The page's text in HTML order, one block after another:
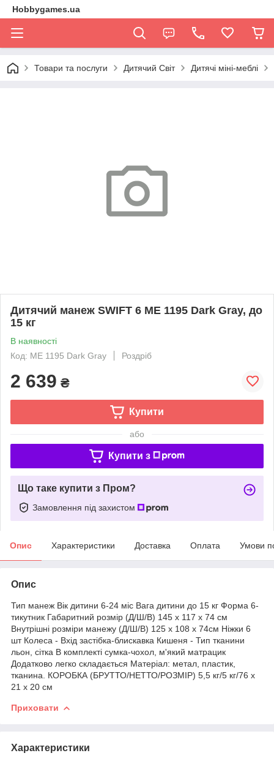
Hobbygames.ua
Товари та послуги Дитячий Світ Дитячі міні-меблі
Дитячий манеж SWIFT 6 ME 1195 Dark Gray, до
15 кг
В наявності
Код: ME 1195 Dark Gray
Роздріб
2 639 ₴
Купити
або
Купити з
Що таке купити з Пром?
Замовлення під захистом
Опис Характеристики Доставка Оплата Умови
Опис
Тип манеж Вік дитини 6-24 міс Вага дитини до 15 кг Форма 6-
тикутник Габаритний розмір (Д/Ш/В) 145 х 117 х 74 см
Внутрішні розміри манежу (Д/Ш/В) 125 х 108 х 74см Ніжки 6
шт Колеса - Вхід застібка-блискавка Кишеня - Тип тканини
льон, сітка В комплекті сумка-чохол, м'який матрацик
Додатково легко складається Матеріал: метал, пластик,
тканина. КОРОБКА (БРУТТО/НЕТТО/РОЗМІР) 5,5 кг/5 кг/76 х
21 х 20 см
Приховати
Характеристики